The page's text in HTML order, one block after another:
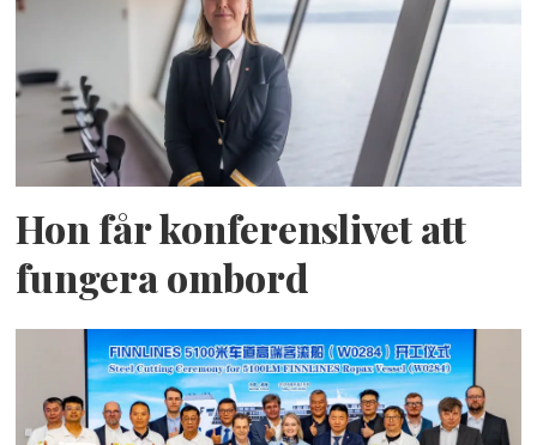
Hon får konferenslivet att
fungera ombord